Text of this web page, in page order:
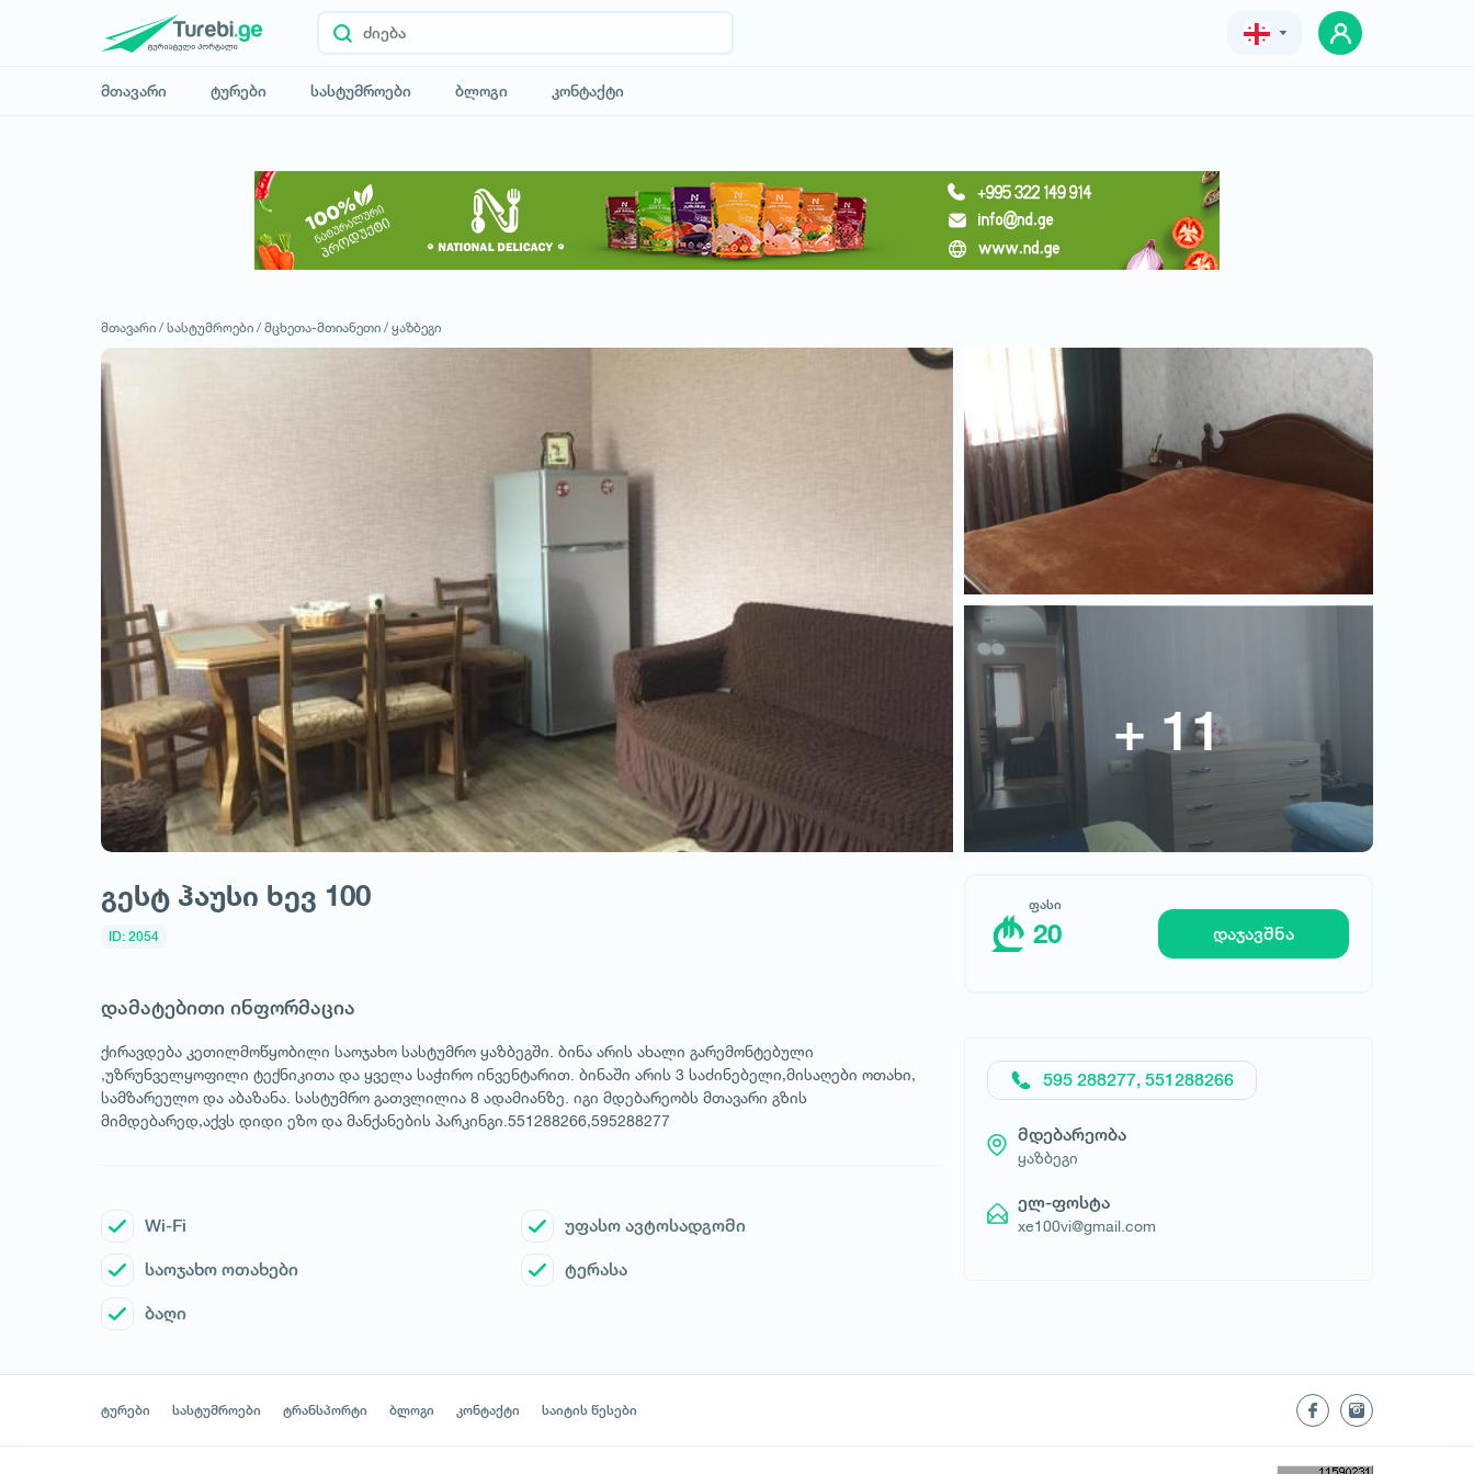
მთავარი ტურები სასტუმროები ბლოგი კონტაქტი
მოითხოვე სასტუმრო
გესტ ჰაუსი ხევ 100
ფასი
20
მთავარი / სასტუმროები / მცხეთა-მთიანეთი / ყაზბეგი
გესტ ჰაუსი ხევ 100
ID: 2054
დამატებითი ინფორმაცია
ქირავდება კეთილმოწყობილი საოჯახო სასტუმრო ყაზბეგში. ბინა არის ახალი გარემონტებული
,უზრუნველყოფილი ტექნიკითა და ყველა საჭირო ინვენტარით. ბინაში არის 3 საძინებელი,მისაღები ოთახი,
სამზარეულო და აბაზანა. სასტუმრო გათვლილია 8 ადამიანზე. იგი მდებარეობს მთავარი გზის
მიმდებარედ,აქვს დიდი ეზო და მანქანების პარკინგი.551288266,595288277
Wi-Fi უფასო ავტოსადგომი
საოჯახო ოთახები ტერასა
ბაღი
ფასი
20 დაჯავშნა
595 288277, 551288266
მდებარეობა
ყაზბეგი
ელ-ფოსტა
xe100vi@gmail.com
ტურები სასტუმროები ტრანსპორტი ბლოგი კონტაქტი საიტის წესები